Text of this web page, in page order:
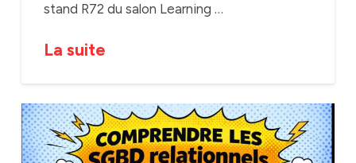
stand R72 du salon Learning …
La suite